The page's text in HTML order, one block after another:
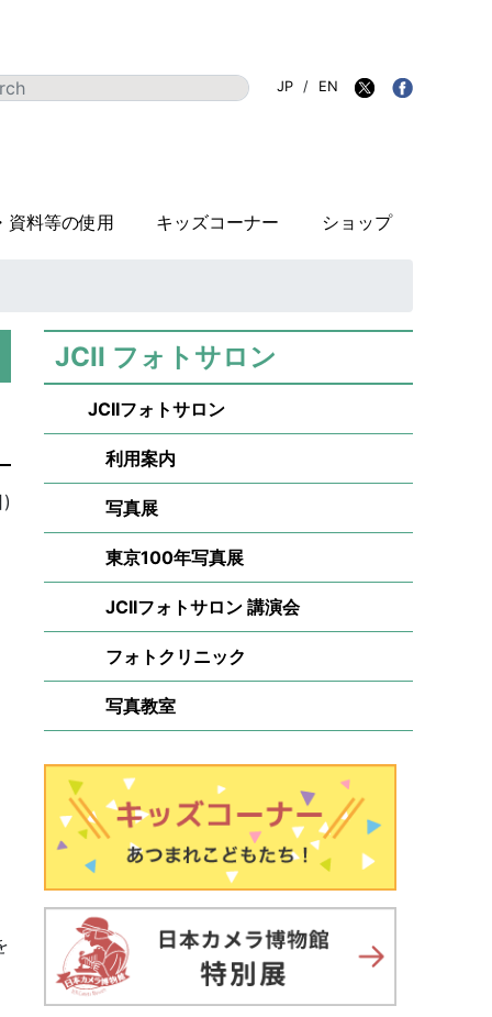
資料等の使用 キッズコーナー ショップ
JP / EN
JCII フォトサロン
JCIIフォトサロン
利用案内
写真展
東京100年写真展
JCIIフォトサロン 講演会
フォトクリニック
写真教室